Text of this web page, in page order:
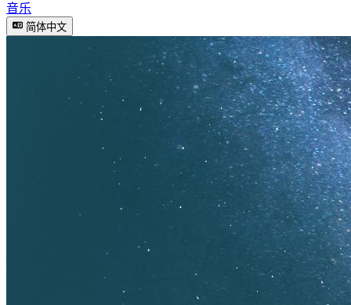
音乐
简体中文